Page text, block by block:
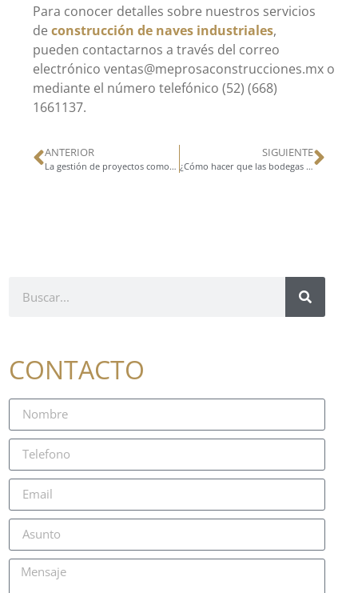
Para conocer detalles sobre nuestros servicios
de construcción de naves industriales,
pueden contactarnos a través del correo
electrónico ventas@meprosaconstrucciones.mx o
mediante el número telefónico (52) (668)
1661137.
ANTERIOR
La gestión de proyectos como clave para disminuir los tiempos de entrega
SIGUIENTE
¿Cómo hacer que las bodegas sean más eficientes?
CONTACTO